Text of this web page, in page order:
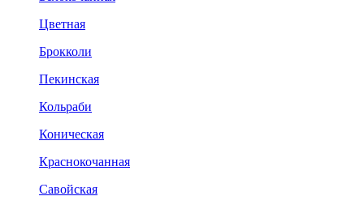
Цветная
Брокколи
Пекинская
Кольраби
Коническая
Краснокочанная
Савойская